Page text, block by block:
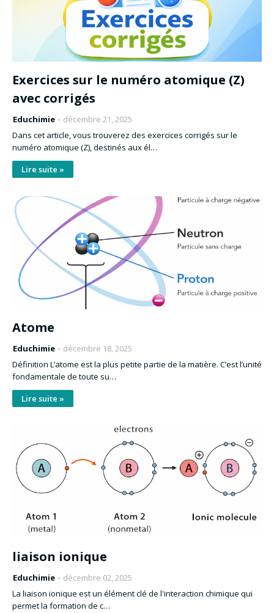
Exercices sur le numéro atomique (Z)
avec corrigés
Educhimie
décembre 21, 2025
Dans cet article, vous trouverez des exercices corrigés sur le
numéro atomique (Z), destinés aux él…
Lire suite »
Atome
Educhimie
décembre 18, 2025
Définition L’atome est la plus petite partie de la matière. C’est l’unité
fondamentale de toute su…
Lire suite »
liaison ionique
Educhimie
décembre 02, 2025
La liaison ionique est un élément clé de l'interaction chimique qui
permet la formation de c…